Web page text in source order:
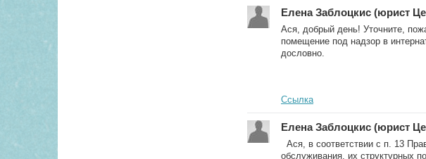
Елена Заблоцкис (юрист
Ася, добрый день! Уточните,
помещение под надзор в
дословно.
Ссылка
Елена Заблоцкис (юрист
Ася, в соответствии с п. 13
обслуживания, их структурных